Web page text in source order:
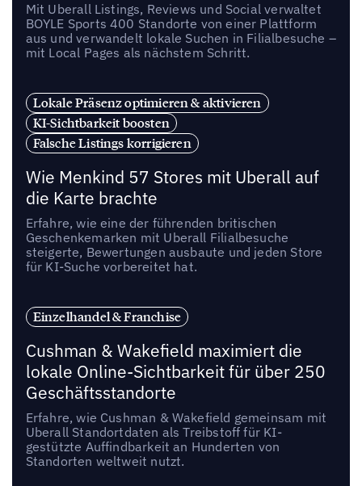
Mit Uberall Listings, Reviews und Social verwaltet
BOYLE Sports 400 Standorte von einer Plattform
aus und verwandelt lokale Suchen in Filialbesuche –
mit Local Pages als nächstem Schritt.
Lokale Präsenz optimieren & aktivieren
KI-Sichtbarkeit boosten
Falsche Listings korrigieren
Wie Menkind 57 Stores mit Uberall auf
die Karte brachte
Erfahre, wie eine der führenden britischen
Geschenkemarken mit Uberall Filialbesuche
steigerte, Bewertungen ausbaute und jeden Store
für KI-Suche vorbereitet hat.
Einzelhandel & Franchise
Cushman & Wakefield maximiert die
lokale Online-Sichtbarkeit für über 250
Geschäftsstandorte
Erfahre, wie Cushman & Wakefield gemeinsam mit
Uberall Standortdaten als Treibstoff für KI-
gestützte Auffindbarkeit an Hunderten von
Standorten weltweit nutzt.